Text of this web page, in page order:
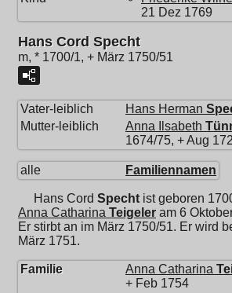
21 Dez 1769
Hans Cord Specht
m, * 1700/1, + März 1750/51
Vater-leiblich Hans Herman
Mutter-leiblich
Anna Ilsabeth
1674/75, + Aug
alle Familiennamen
Hans Cord Specht ist geboren
Anna Catharina Teigeler am 6
Er stirbt an im März 1750/51. Er wird
März 1751.
Familie Anna Catharina
+ Feb 1754